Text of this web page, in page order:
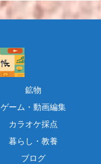
鉱物
ゲーム・動画編集
カラオケ採点
暮らし・教養
ブログ